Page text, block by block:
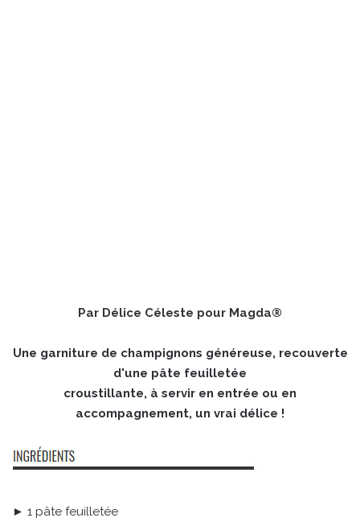
Par Délice Céleste pour Magda®
Une garniture de champignons généreuse, recouverte
d'une pâte feuilletée
croustillante, à servir en entrée ou en
accompagnement, un vrai délice !
► 1 pâte feuilletée